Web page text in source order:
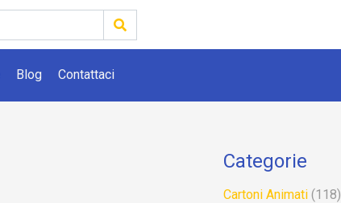
Blog Contattaci
Categorie
Cartoni Animati (118)